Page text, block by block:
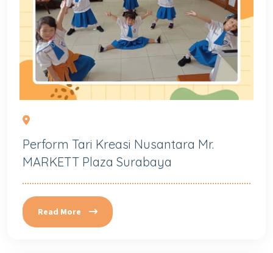
Perform Tari Kreasi Nusantara Mr.
MARKETT Plaza Surabaya
Read More